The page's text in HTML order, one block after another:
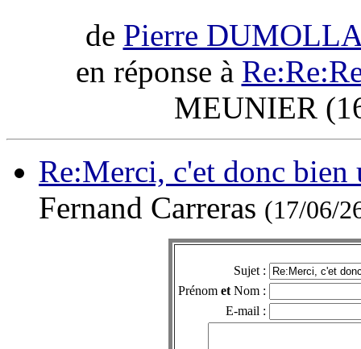
de Pierre
en réponse à
MEUNIER
Re:Merci, c'et donc
Fernand Carreras (17/06/
Sujet :
Prénom et Nom :
E-mail :